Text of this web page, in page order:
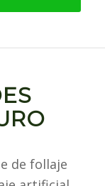
de follaje